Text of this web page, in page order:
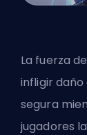
La fuerza
infligir
segura
jugadores